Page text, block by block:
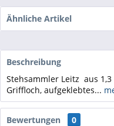
Ähnliche Artikel
Beschreibung
Stehsammler Leitz aus
Griffloch, aufgeklebtes...
Bewertungen
0